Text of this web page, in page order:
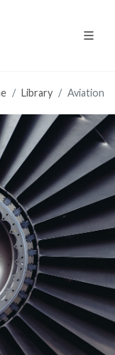
Library Aviation